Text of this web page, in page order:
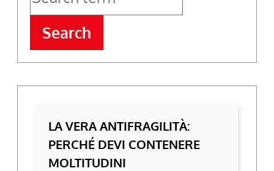
Search
LA VERA ANTIFRAGILITÀ:
PERCHÉ DEVI CONTENERE
MOLTITUDINI